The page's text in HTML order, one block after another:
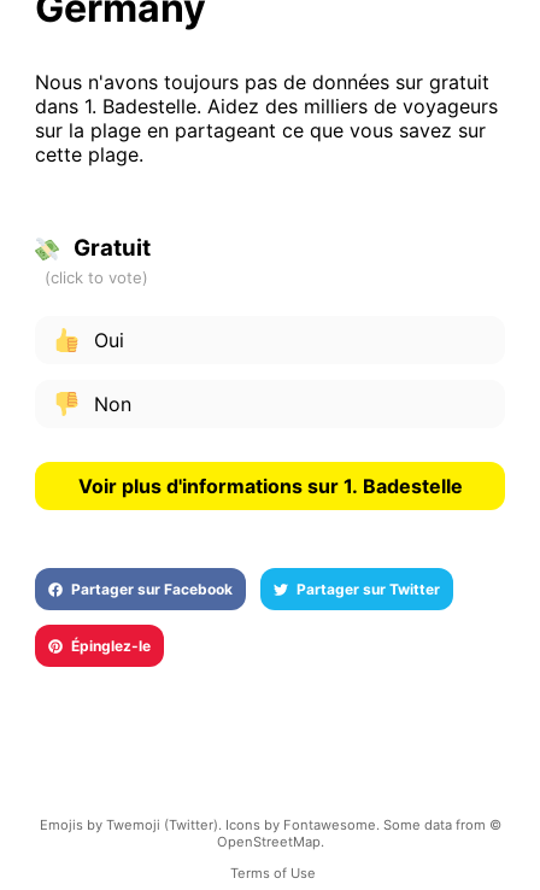
Nous n'avons toujours pas de données sur gratuit
dans 1. Badestelle. Aidez des milliers de voyageurs
sur la plage en partageant ce que vous savez sur
cette plage.
Gratuit
Oui
Non
Voir plus d'informations sur 1. Badestelle
Partager sur Facebook Partager sur Twitter
Épinglez-le
Emojis by Twemoji (Twitter). Icons by Fontawesome. Some data from ©
OpenStreetMap.
Terms of Use